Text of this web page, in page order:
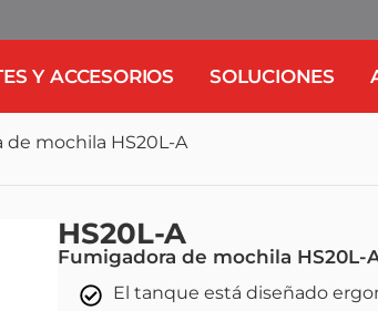
Y ACCESORIOS SOLUCIONES
de mochila HS20L-A
HS20L-A
Fumigadora de mochila HS20L-
El tanque está diseñado